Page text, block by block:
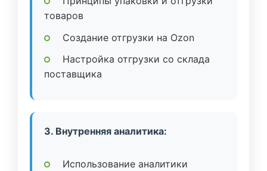
товаров
Создание отгрузки на Ozon
Настройка отгрузки со склада
поставщика
3. Внутренняя аналитика:
Использование аналитики